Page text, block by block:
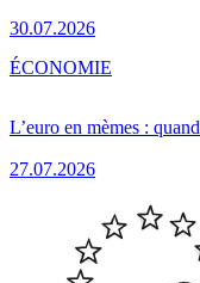
30.07.2026
L’euro en mèmes :
27.07.2026
ÉCONOMIE